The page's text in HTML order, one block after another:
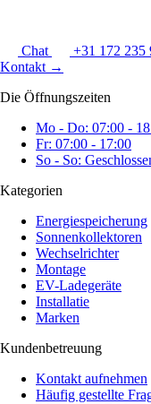
Chat +31 172 235
Kontakt →
Die Öffnungszeiten
Mo - Do: 07:00 -
Fr: 07:00 - 17:00
So - So:
Kategorien
Energiespeicherung
Sonnenkollektoren
Wechselrichter
Montage
EV-Ladegeräte
Installatie
Marken
Kundenbetreuung
Kontakt aufnehmen
Häufig gestellte